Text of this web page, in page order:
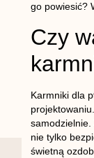
go powiesić?
Czy
Karmniki dla
nie tylko
świetną